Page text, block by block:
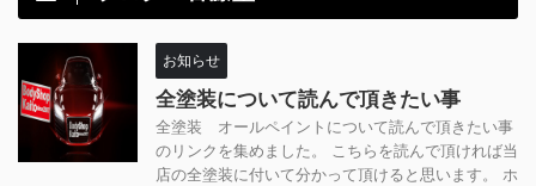
お知らせ
全塗装について読んで頂きたい事
全塗装 オールペイントについて読んで頂きたい事
のリンクを集めました。 こちらを読んで頂ければ当
店の全塗装に付いて分かって頂けると思います。 ホ